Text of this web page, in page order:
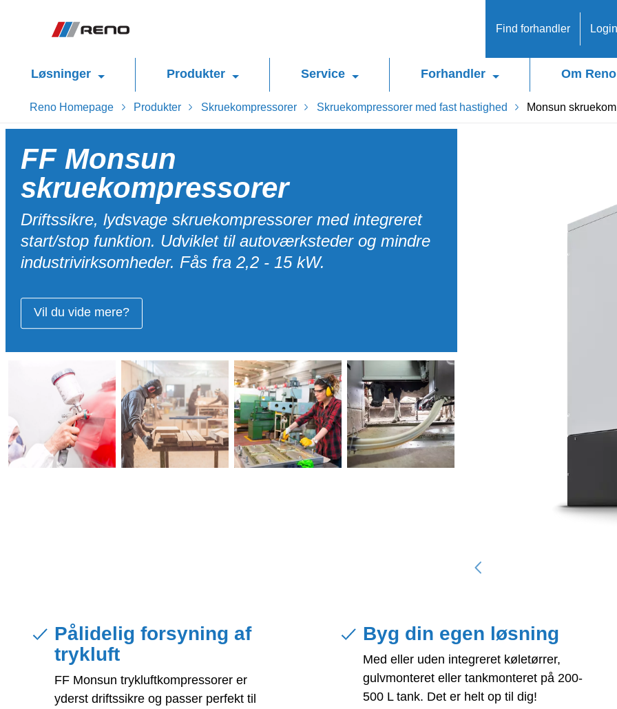
Find forhandler
Løsninger Produkter Service Forhandler Om Reno
Reno Homepage Produkter Skruekompressorer Skruekompressorer med fast hastighed Monsun
FF Monsun
skruekompressorer
Driftssikre, lydsvage skruekompressorer med integreret
start/stop funktion. Udviklet til autoværksteder og mindre
industrivirksomheder. Fås fra 2,2 - 15 kW.
Vil du vide mere?
Pålidelig forsyning af
trykluft
FF Monsun trykluftkompressorer er
yderst driftssikre og passer perfekt til
Byg din egen løsning
Med eller uden integreret køletørrer,
gulvmonteret eller tankmonteret på 200-
500 L tank. Det er helt op til dig!